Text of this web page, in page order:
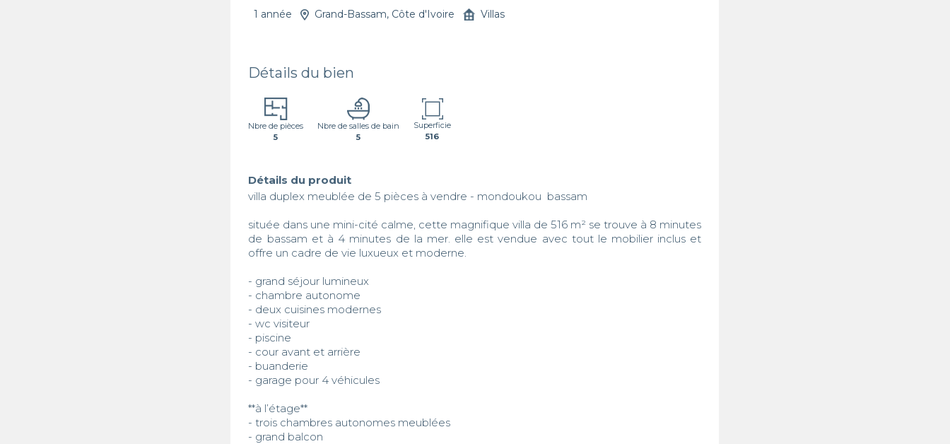
1 année Grand-Bassam, Côte d'Ivoire Villas
Détails du bien
Nbre de pièces
5
Nbre de salles de bain
5
Superficie
516
Détails du produit
villa duplex meublée de 5 pièces à vendre - mondoukou  bassam
située dans une mini-cité calme, cette magnifique villa de 516 m² se trouve à 8 minutes
de bassam et à 4 minutes de la mer. elle est vendue avec tout le mobilier inclus et
offre un cadre de vie luxueux et moderne.
- grand séjour lumineux
- chambre autonome
- deux cuisines modernes
- wc visiteur
- piscine
- cour avant et arrière
- buanderie
- garage pour 4 véhicules
**à l’étage**
- trois chambres autonomes meublées
- grand balcon